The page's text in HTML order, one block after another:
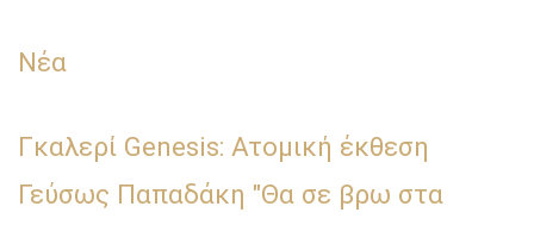
Νέα
Γκαλερί Genesis: Ατομική έκθεση
Γεύσως Παπαδάκη "Θα σε βρω στα